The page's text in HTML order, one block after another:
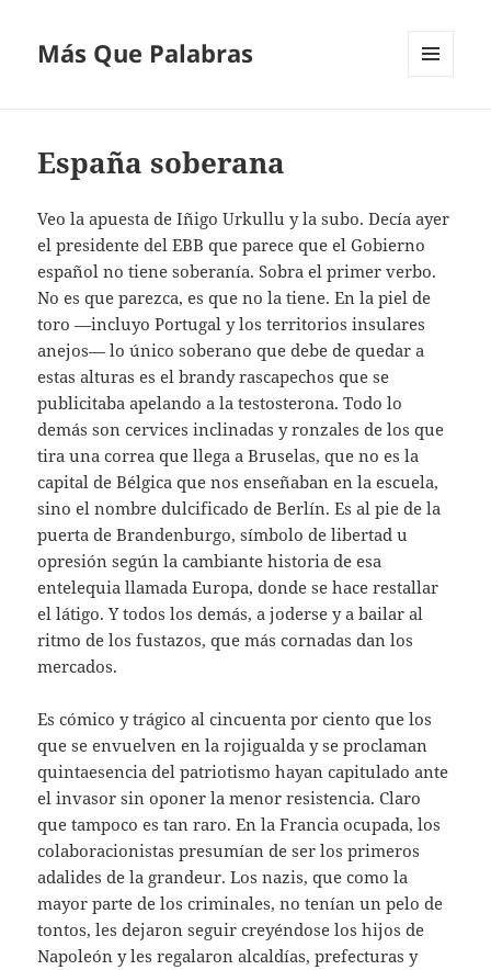
Más Que Palabras
España soberana
Veo la apuesta de Iñigo Urkullu y la subo. Decía ayer
el presidente del EBB que parece que el Gobierno
español no tiene soberanía. Sobra el primer verbo.
No es que parezca, es que no la tiene. En la piel de
toro —incluyo Portugal y los territorios insulares
anejos— lo único soberano que debe de quedar a
estas alturas es el brandy rascapechos que se
publicitaba apelando a la testosterona. Todo lo
demás son cervices inclinadas y ronzales de los que
tira una correa que llega a Bruselas, que no es la
capital de Bélgica que nos enseñaban en la escuela,
sino el nombre dulcificado de Berlín. Es al pie de la
puerta de Brandenburgo, símbolo de libertad u
opresión según la cambiante historia de esa
entelequia llamada Europa, donde se hace restallar
el látigo. Y todos los demás, a joderse y a bailar al
ritmo de los fustazos, que más cornadas dan los
mercados.
Es cómico y trágico al cincuenta por ciento que los
que se envuelven en la rojigualda y se proclaman
quintaesencia del patriotismo hayan capitulado ante
el invasor sin oponer la menor resistencia. Claro
que tampoco es tan raro. En la Francia ocupada, los
colaboracionistas presumían de ser los primeros
adalides de la grandeur. Los nazis, que como la
mayor parte de los criminales, no tenían un pelo de
tontos, les dejaron seguir creyéndose los hijos de
Napoleón y les regalaron alcaldías, prefecturas y